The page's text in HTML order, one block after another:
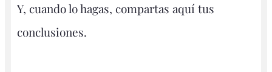
Y, cuando lo hagas, compartas aquí tus
conclusiones.